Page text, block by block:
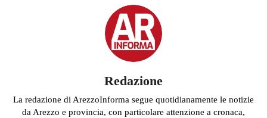
Redazione
La redazione di ArezzoInforma segue quotidianamente le notizie
da Arezzo e provincia, con particolare attenzione a cronaca,